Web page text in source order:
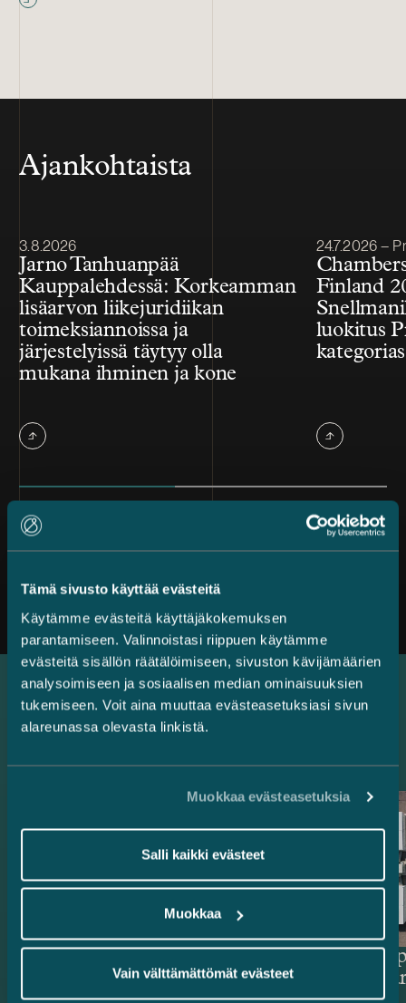
Tämä sivusto käyttää evästeitä
Käytämme evästeitä käyttäjäkokemuksen
parantamiseen. Valinnoistasi riippuen käytämme
evästeitä sisällön räätälöimiseen, sivuston kävijämäärien
analysoimiseen ja sosiaalisen median ominaisuuksien
tukemiseen. Voit aina muuttaa evästeasetuksiasi sivun
alareunassa olevasta linkistä.
Muokkaa evästeasetuksia
Salli kaikki evästeet
Muokkaa
Vain välttämättömät evästeet
Ajankohtaista
Julkaistu
3.8.2026
Jarno Tanhuanpää
Kauppalehdessä: Korkeamman
lisäarvon liikejuridiikan
toimeksiannoissa ja
järjestelyissä täytyy olla
mukana ihminen ja kone
Julkaistu
24.7.2026 –
Finland
luokitus
Uusimmat referenssit
Rahoittajat ja
vientitakuulaitokset – 514,4
Delta